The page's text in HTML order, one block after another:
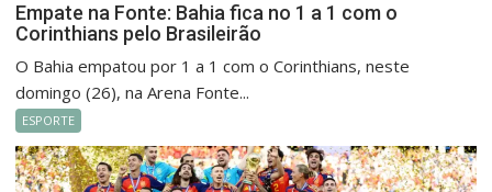
Empate na Fonte: Bahia fica no 1 a 1 com o
Corinthians pelo Brasileirão
O Bahia empatou por 1 a 1 com o Corinthians, neste
domingo (26), na Arena Fonte...
ESPORTE